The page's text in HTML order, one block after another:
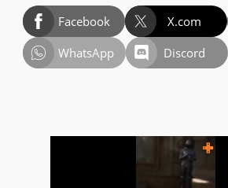
Facebook X.com
WhatsApp
Discord